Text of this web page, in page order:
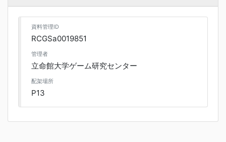
資料管理ID
RCGSa0019851
管理者
立命館大学ゲーム研究センター
配架場所
P13